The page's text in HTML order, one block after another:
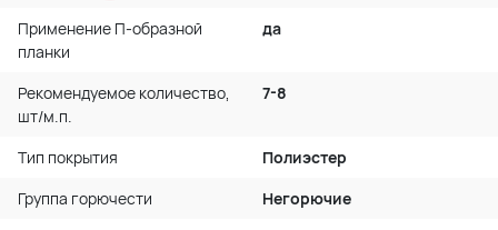
Применение П-образной
планки
да
Рекомендуемое количество,
шт/м.п.
7-8
Тип покрытия
Полиэстер
Группа горючести
Негорючие